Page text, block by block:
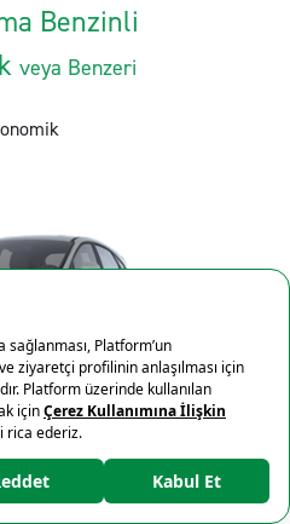
Benzinli
veya Benzeri
Vites
×
%10 İndirim